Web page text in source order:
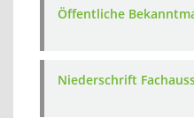
Öffentliche
Niederschrift